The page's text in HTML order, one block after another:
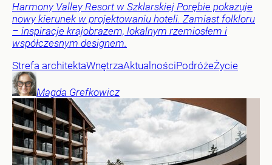
Harmony Valley Resort w Szklarskiej Porębie pokazuje
nowy kierunek w projektowaniu hoteli. Zamiast folkloru
– inspiracje krajobrazem, lokalnym rzemiosłem i
współczesnym designem.
Strefa architektaWnętrzaAktualnościPodróżeŻycie
Magda Grefkowicz